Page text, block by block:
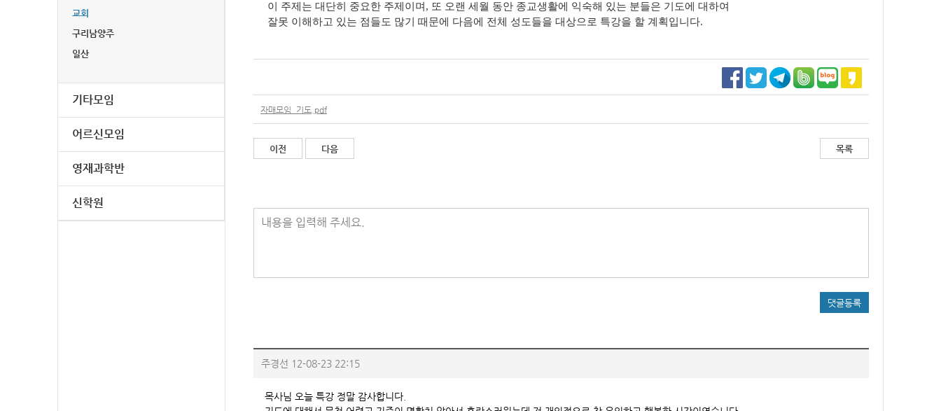
교회
구리남양주
일산
기타모임
어르신모임
영재과학반
신학원
이 주제는 대단히 중요한 주제이며, 또 오랜 세월 동안 종교생활에 익숙해 있는 분들은 기도에 대하여
잘못 이해하고 있는 점들도 많기 때문에 다음에 전체 성도들을 대상으로 특강을 할 계획입니다.
자매모임_기도.pdf
이전 다음 목록
내용을 입력해 주세요.
댓글등록
주경선 12-08-23 22:15
목사님 오늘 특강 정말 감사합니다.